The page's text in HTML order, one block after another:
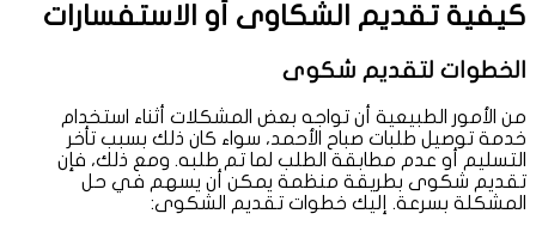
كيفية تقديم الشكاوى أو الاستفسارات
الخطوات لتقديم شكوى
من الأمور الطبيعية أن تواجه بعض المشكلات أثناء استخدام
خدمة توصيل طلبات صباح الأحمد، سواء كان ذلك بسبب تأخر
التسليم أو عدم مطابقة الطلب لما تم طلبه. ومع ذلك، فإن
تقديم شكوى بطريقة منظمة يمكن أن يسهم في حل
المشكلة بسرعة. إليك خطوات تقديم الشكوى: